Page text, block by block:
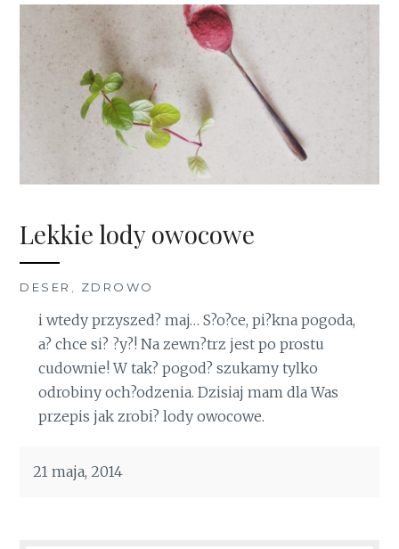
Lekkie lody owocowe
DESER ZDROWO
i wtedy przyszed? maj… S?o?ce, pi?kna pogoda,
a? chce si? ?y?! Na zewn?trz jest po prostu
cudownie! W tak? pogod? szukamy tylko
odrobiny och?odzenia. Dzisiaj mam dla Was
przepis jak zrobi? lody owocowe.
21 maja, 2014